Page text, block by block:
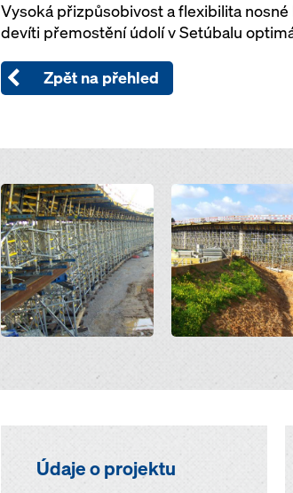
Vysoká přizpůsobivost a flexibilita
devíti přemostění údolí v Setúbalu
Zpět na přehled
Open Open
Údaje o projektu